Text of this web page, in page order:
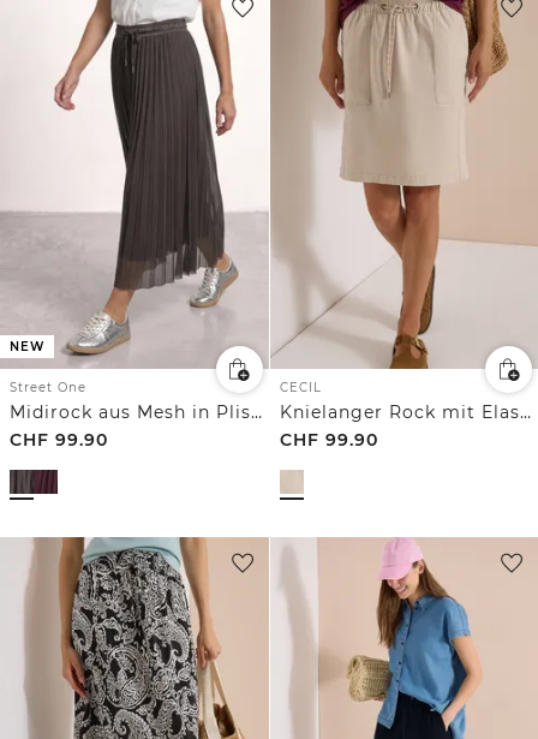
NEW
Street One
Midirock aus Mesh in Plisséestruktur
CHF 99.90
CECIL
Knielanger Rock mit Elastikbund
CHF 99.90